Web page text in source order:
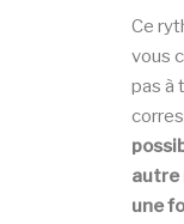
Ce
vous
pas à
autre
une